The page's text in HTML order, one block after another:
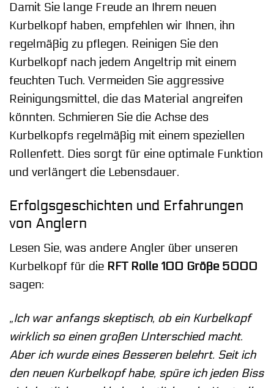
Damit Sie lange Freude an Ihrem neuen
Kurbelkopf haben, empfehlen wir Ihnen, ihn
regelmäßig zu pflegen. Reinigen Sie den
Kurbelkopf nach jedem Angeltrip mit einem
feuchten Tuch. Vermeiden Sie aggressive
Reinigungsmittel, die das Material angreifen
könnten. Schmieren Sie die Achse des
Kurbelkopfs regelmäßig mit einem speziellen
Rollenfett. Dies sorgt für eine optimale Funktion
und verlängert die Lebensdauer.
Erfolgsgeschichten und Erfahrungen
von Anglern
Lesen Sie, was andere Angler über unseren
Kurbelkopf für die RFT Rolle 100 Größe 5000
sagen:
„Ich war anfangs skeptisch, ob ein Kurbelkopf
wirklich so einen großen Unterschied macht.
Aber ich wurde eines Besseren belehrt. Seit ich
den neuen Kurbelkopf habe, spüre ich jeden Biss